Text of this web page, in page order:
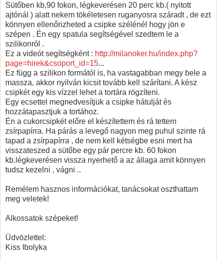
Sütőben kb,90 fokon, légkeverésen 20 perc kb.( nyitott
ajtónál ) alatt nekem tökéletesen ruganyosra száradt , de ezt
könnyen ellenőrizheted a csipke szélénél hogy jön e
szépen . Én egy spatula segítségével szedtem le a
szilikonról .
Ez a videót segítségként : http://milanoker.hu/index.php?
page=hirek&csoport_id=15...
Ez függ a szilikon formától is, ha vastagabban megy bele a
massza, akkor nyilván kicsit tovább kell szárítani. A kész
csipkét egy kis vízzel lehet a tortára rögzíteni.
Egy ecsettel megnedvesítjük a csipke hátulját és
hozzátapasztjuk a tortához.
Én a cukorcsipkét előre el készítettem és rá tettem
zsírpapírra. Ha párás a levegő nagyon meg puhul szinte rá
tapad a zsírpapírra , de nem kell kétségbe esni mert ha
visszateszed a sütőbe egy pár percre kb. 60 fokon
kb.légkeverésen vissza nyerhető a az állaga amit könnyen
tudsz kezelni , vágni ..
Remélem hasznos információkat, tanácsokat oszthattam
meg veletek!
Alkossatok szépeket!
Üdvözlettel:
Kiss Ibolyka